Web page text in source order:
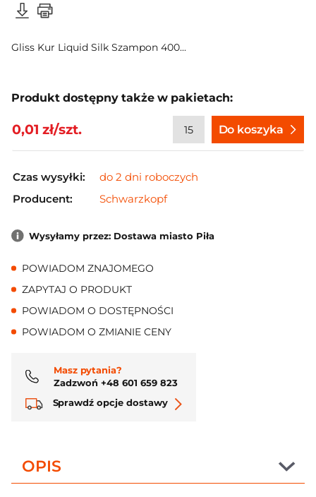
Gliss Kur Liquid Silk Szampon 400...
Produkt dostępny także w pakietach:
0,01 zł/szt. Do koszyka
Czas wysyłki:
do 2 dni roboczych
Producent:
Schwarzkopf
Wysyłamy przez: Dostawa miasto Piła
POWIADOM ZNAJOMEGO
ZAPYTAJ O PRODUKT
POWIADOM O DOSTĘPNOŚCI
POWIADOM O ZMIANIE CENY
Masz pytania?
Zadzwoń +48 601 659 823
Sprawdź opcje dostawy
OPIS